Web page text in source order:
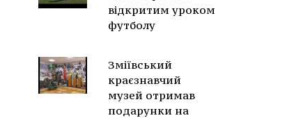
відкритим уроком
футболу
Зміївський
краєзнавчий
музей отримав
подарунки на